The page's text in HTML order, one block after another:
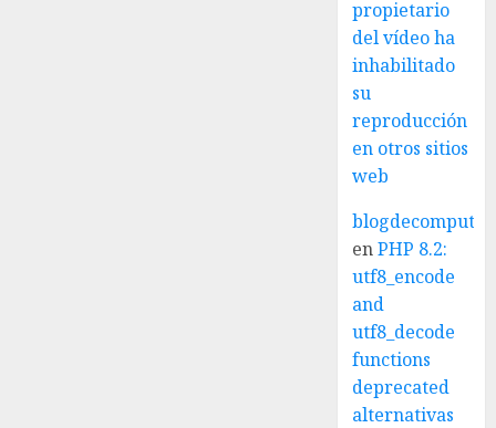
propietario
del vídeo ha
inhabilitado
su
reproducción
en otros sitios
web
enPHP 8.2:
utf8_encode
and
utf8_decode
functions
deprecated
alternativas